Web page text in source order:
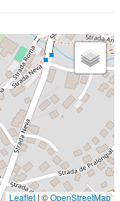
Leaflet|©OpenStreetMap